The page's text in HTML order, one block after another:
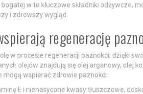
w te kluczowe składniki odżywcze,
i zdrowszy wygląd.
regenerację
w procesie regeneracji paznokci, dzięki
olejów znajdują się olej arganowy, olej
mogą wspierać zdrowie paznokci:
E i nienasycone kwasy tłuszczowe,